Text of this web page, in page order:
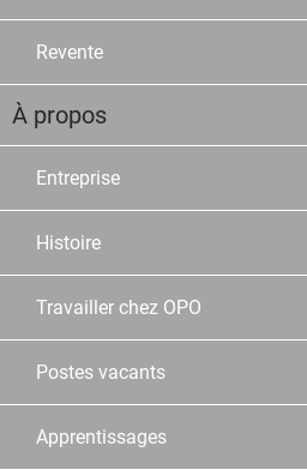
Revente
À propos
Entreprise
Histoire
Travailler chez OPO
Postes vacants
Apprentissages